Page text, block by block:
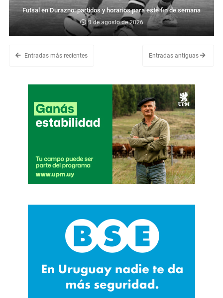
Futsal en Durazno: partidos y horarios para este fin de semana
9 de agosto de 2026
Entradas más recientes Entradas antiguas